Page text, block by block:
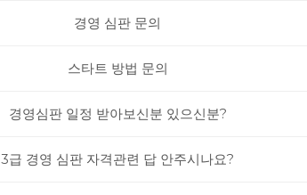
경영 심판 문의
스타트 방법 문의
경영심판 일정 받아보신분 있으신분?
3급 경영 심판 자격관련 답 안주시나요?